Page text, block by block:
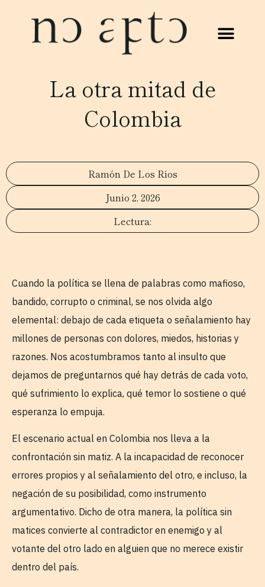
La otra mitad de
Colombia
Ramón De Los Ríos
Junio 2, 2026
Cuando la política se llena de palabras como mafioso,
bandido, corrupto o criminal, se nos olvida algo
elemental: debajo de cada etiqueta o señalamiento hay
millones de personas con dolores, miedos, historias y
razones. Nos acostumbramos tanto al insulto que
dejamos de preguntarnos qué hay detrás de cada voto,
qué sufrimiento lo explica, qué temor lo sostiene o qué
esperanza lo empuja.
El escenario actual en Colombia nos lleva a la
confrontación sin matiz. A la incapacidad de reconocer
errores propios y al señalamiento del otro, e incluso, la
negación de su posibilidad, como instrumento
argumentativo. Dicho de otra manera, la política sin
matices convierte al contradictor en enemigo y al
votante del otro lado en alguien que no merece existir
dentro del país.